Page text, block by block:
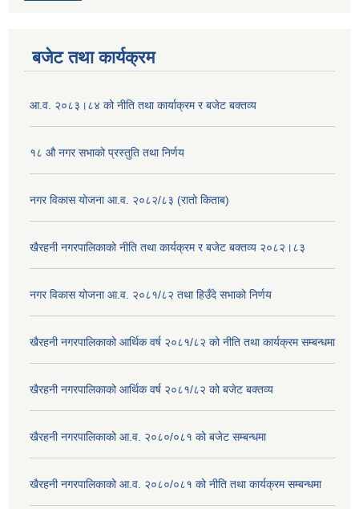
बजेट तथा कार्यक्रम
आ.व. २०८३।८४ को नीति तथा कार्याक्रम र बजेट बक्तव्य
१८ औ नगर सभाको प्रस्तुति तथा निर्णय
नगर विकास योजना आ.व. २०८२/८३ (रातो किताब)
खैरहनी नगरपालिकाको नीति तथा कार्यक्रम र बजेट बक्तव्य २०८२।८३
नगर विकास योजना आ.व. २०८१/८२ तथा हिउँदे सभाको निर्णय
खैरहनी नगरपालिकाको आर्थिक वर्ष २०८१/८२ को नीति तथा कार्यक्रम सम्बन्धमा
खैरहनी नगरपालिकाको आर्थिक वर्ष २०८१/८२ को बजेट बक्तव्य
खैरहनी नगरपालिकाको आ.व. २०८०/०८१ को बजेट सम्बन्धमा
खैरहनी नगरपालिकाको आ.व. २०८०/०८१ को नीति तथा कार्यक्रम सम्बन्धमा